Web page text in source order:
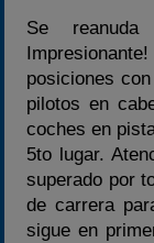
Se
posiciones
pilotos en
coches en
5to lugar.
superado por
de carrera
sigue en